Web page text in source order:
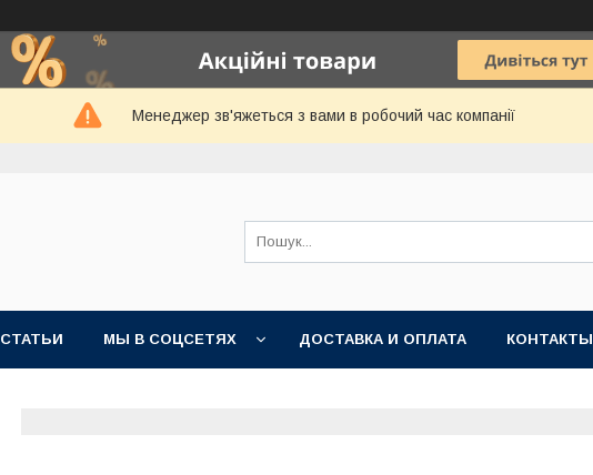
Менеджер зв'яжеться з вами в робочий час компанії
СТАТЬИ МЫ В СОЦСЕТЯХ ДОСТАВКА И ОПЛАТА КОНТАКТЫ